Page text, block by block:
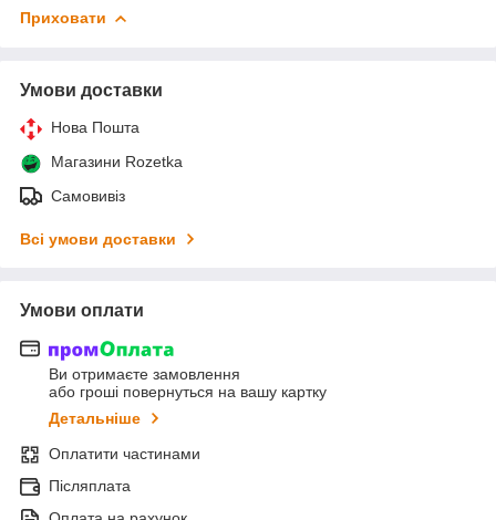
Приховати
Умови доставки
Нова Пошта
Магазини Rozetka
Самовивіз
Всі умови доставки
Умови оплати
Ви отримаєте замовлення
або гроші повернуться на вашу картку
Детальніше
Оплатити частинами
Післяплата